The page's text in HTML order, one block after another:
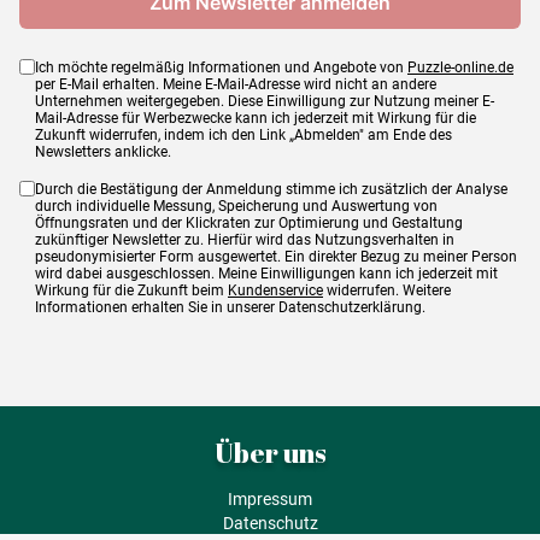
Ich möchte regelmäßig Informationen und Angebote von Puzzle-online.de
per E-Mail erhalten. Meine E-Mail-Adresse wird nicht an andere
Unternehmen weitergegeben. Diese Einwilligung zur Nutzung meiner E-
Mail-Adresse für Werbezwecke kann ich jederzeit mit Wirkung für die
Zukunft widerrufen, indem ich den Link „Abmelden" am Ende des
Newsletters anklicke.
Durch die Bestätigung der Anmeldung stimme ich zusätzlich der Analyse
durch individuelle Messung, Speicherung und Auswertung von
Öffnungsraten und der Klickraten zur Optimierung und Gestaltung
zukünftiger Newsletter zu. Hierfür wird das Nutzungsverhalten in
pseudonymisierter Form ausgewertet. Ein direkter Bezug zu meiner Person
wird dabei ausgeschlossen. Meine Einwilligungen kann ich jederzeit mit
Wirkung für die Zukunft beim Kundenservice widerrufen. Weitere
Informationen erhalten Sie in unserer Datenschutzerklärung.
Über uns
Impressum
Datenschutz